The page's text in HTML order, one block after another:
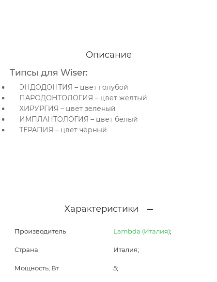
Описание
Типсы для Wiser:
ЭНДОДОНТИЯ – цвет голубой
ПАРОДОНТОЛОГИЯ – цвет желтый
ХИРУРГИЯ – цвет зеленый
ИМПЛАНТОЛОГИЯ – цвет белый
ТЕРАПИЯ – цвет чёрный
Характеристики
Производитель Lambda (Италия);
Страна Италия;
Мощность, Вт 5;